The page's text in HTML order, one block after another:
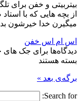
از بچه هایی که با
میگیرن خدا خیرشون
اس ام اس خفن
دیدگاه‌ها برای جک های
بسته هستند
برگه‌ی بعد »
Search for: